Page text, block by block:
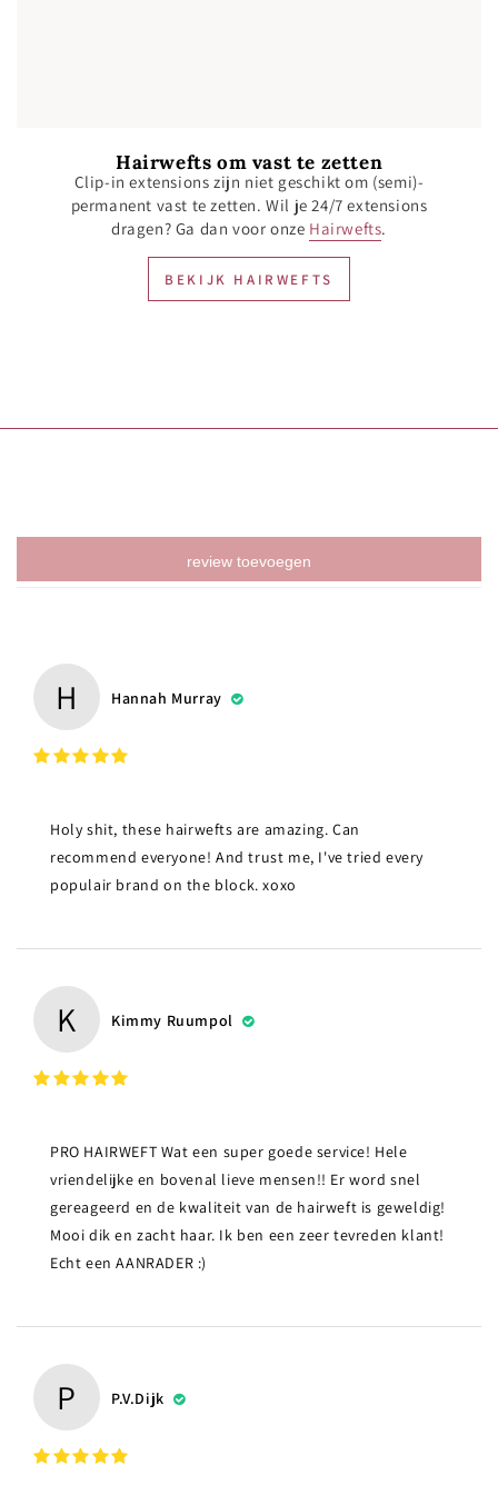
Hairwefts om vast te zetten
Clip-in extensions zijn niet geschikt om (semi)-
permanent vast te zetten. Wil je 24/7 extensions
dragen? Ga dan voor onze Hairwefts.
BEKIJK HAIRWEFTS
review toevoegen
H Hannah Murray
Holy shit, these hairwefts are amazing. Can
recommend everyone! And trust me, I've tried every
populair brand on the block. xoxo
K Kimmy Ruumpol
PRO HAIRWEFT Wat een super goede service! Hele
vriendelijke en bovenal lieve mensen!! Er word snel
gereageerd en de kwaliteit van de hairweft is geweldig!
Mooi dik en zacht haar. Ik ben een zeer tevreden klant!
Echt een AANRADER :)
P P.v.Dijk